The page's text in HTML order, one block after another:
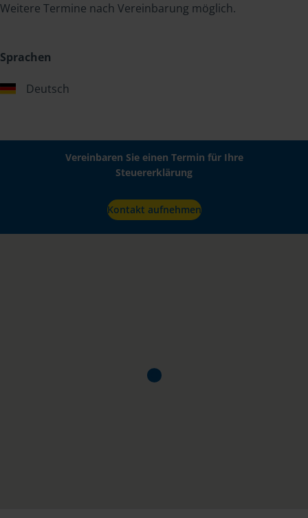
Weitere Termine nach Vereinbarung möglich.
Sprachen
Deutsch
Vereinbaren Sie einen Termin für Ihre
Steuererklärung
Kontakt aufnehmen